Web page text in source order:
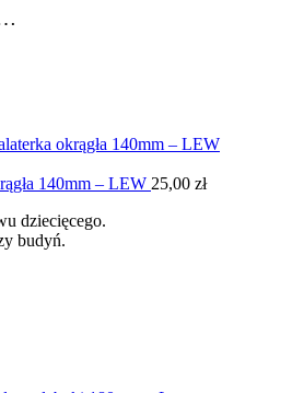
140mm – LEW 25,00 zł
dziecięcego.
budyń.